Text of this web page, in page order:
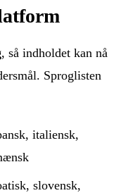
, så indholdet kan nå
Sproglisten
italiensk,
slovensk,